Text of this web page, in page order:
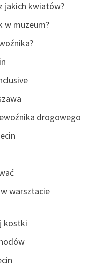
jakich kwiatów?
w muzeum?
drogowego
warsztacie
kostki